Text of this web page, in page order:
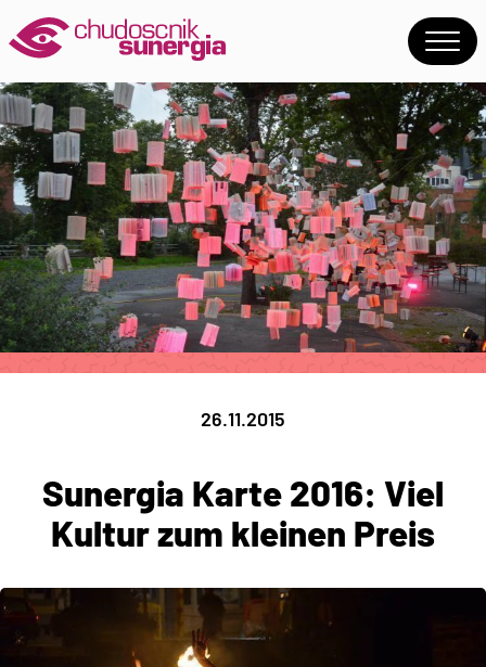
26.11.2015
Sunergia Karte 2016: Viel
Kultur zum kleinen Preis